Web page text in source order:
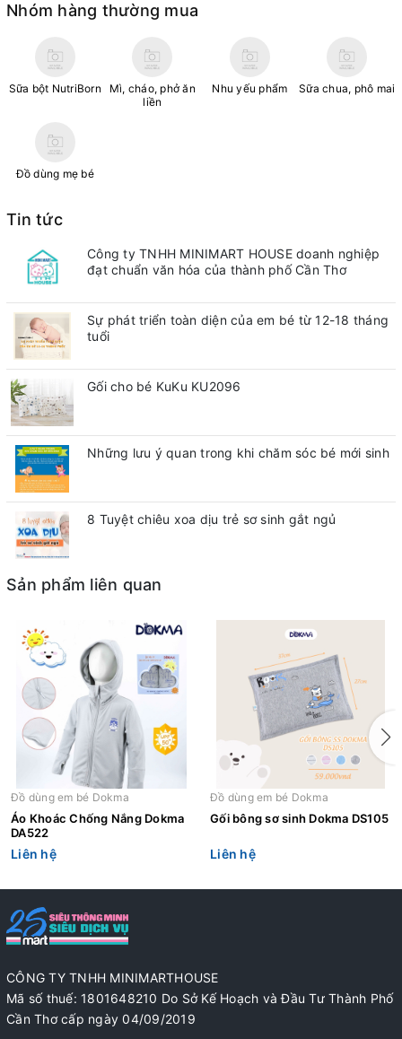
Nhóm hàng thường mua
Sữa bột NutriBorn
Mì, cháo, phở ăn
liền
Nhu yếu phẩm Sữa chua, phô mai
Đồ dùng mẹ bé
Tin tức
Công ty TNHH MINIMART HOUSE doanh nghiệp
đạt chuẩn văn hóa của thành phố Cần Thơ
Sự phát triển toàn diện của em bé từ 12-18 tháng
tuổi
Gối cho bé KuKu KU2096
Những lưu ý quan trong khi chăm sóc bé mới sinh
8 Tuyệt chiêu xoa dịu trẻ sơ sinh gắt ngủ
Sản phẩm liên quan
Đồ dùng em bé Dokma
Áo Khoác Chống Nắng Dokma
DA522
Liên hệ
Đồ dùng em bé Dokma
Gối bông sơ sinh Dokma DS105
Liên hệ
CÔNG TY TNHH MINIMARTHOUSE
Mã số thuế: 1801648210 Do Sở Kế Hoạch và Đầu Tư Thành Phố
Cần Thơ cấp ngày 04/09/2019